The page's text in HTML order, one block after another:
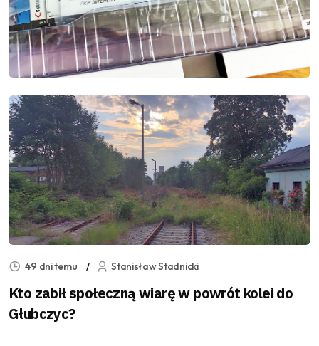
49 dni temu Stanisław Stadnicki
Kto zabił społeczną wiarę w powrót kolei do
Głubczyc?